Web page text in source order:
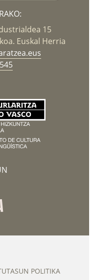
15
Euskal Herria
POLITIKA